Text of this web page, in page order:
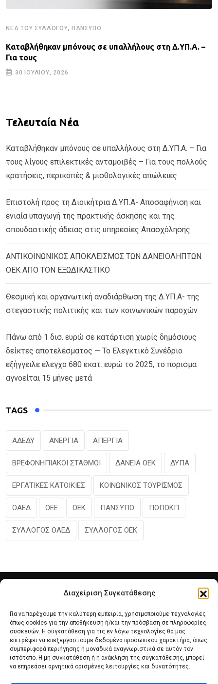
Διαχείριση Συγκατάθεσης
Για να παρέχουμε την καλύτερη εμπειρία, χρησιμοποιούμε τεχνολογίες
όπως cookies για την αποθήκευση ή/και την πρόσβαση σε πληροφορίες
συσκευών. Η συγκατάθεση για τις εν λόγω τεχνολογίες θα μας
επιτρέψει να επεξεργαστούμε δεδομένα προσωπικού χαρακτήρα, όπως
συμπεριφορά περιήγησης ή μοναδικά αναγνωριστικά σε αυτόν τον
ιστότοπο. Η μη συγκατάθεση ή η ανάκληση της συγκατάθεσης, μπορεί
να επηρεάσει αρνητικά ορισμένες λειτουργίες και δυνατότητες.
ΝΈΑ ΤΟΥ ΣΥΛΛΌΓΟΥ, ΠΑΝΣΥΠΟ
Καταβλήθηκαν μπόνους σε υπαλλήλους στη Δ.ΥΠ.Α. –
Για τους
30 ΙΟΥΛΊΟΥ, 2026
Τελευταία Νέα
Καταβλήθηκαν μπόνους σε υπαλλήλους στη Δ.ΥΠ.Α. – Για
τους λίγους επιλεκτικές ανταμοιβές – Για τους πολλούς
κρατήσεις, περικοπές & μισθολογικές απώλειες
Επιστολή προς τη Διοικήτρια Δ.ΥΠ.Α- Αποσαφήνιση και
ενιαία υπαγωγή της πρακτικής άσκησης και της
σπουδαστικής άδειας στις υπηρεσίες Απασχόλησης
ΑΝΤΙΚΟΙΝΩΝΙΚΟΣ ΑΠΟΚΛΕΙΣΜΟΣ ΤΩΝ ΔΑΝΕΙΟΛΗΠΤΩΝ
ΟΕΚ ΑΠΟ ΤΟΝ ΕΞΩΔΙΚΑΣΤΙΚΟ
Θεσμική και οργανωτική αναδιάρθωση της Δ.ΥΠ.Α- της
στεγαστικής πολιτικής και των κοινωνικών παροχών
Πάνω από 1 δισ. ευρώ σε κατάρτιση χωρίς δημόσιους
δείκτες αποτελέσματος — Το Ελεγκτικό Συνέδριο
εξήγγειλε έλεγχο 680 εκατ. ευρώ το 2025, το πόρισμα
αγνοείται 15 μήνες μετά
TAGS
ΑΔΕΔΥ ΑΝΕΡΓΙΑ ΑΠΕΡΓΙΑ
ΒΡΕΦΟΝΗΠΙΑΚΟΙ ΣΤΑΘΜΟΙ ΔΑΝΕΙΑ ΟΕΚ ΔΥΠΑ
ΕΡΓΑΤΙΚΕΣ ΚΑΤΟΙΚΙΕΣ ΚΟΙΝΩΝΙΚΟΣ ΤΟΥΡΙΣΜΟΣ
ΟΑΕΔ ΟΕΕ ΟΕΚ ΠΑΝΣΥΠΟ ΠΟΠΟΚΠ
ΣΥΛΛΟΓΟΣ ΟΑΕΔ ΣΥΛΛΟΓΟΣ ΟΕΚ
Αρχική Νέα του Συλλόγου Θέματα e-Magazino